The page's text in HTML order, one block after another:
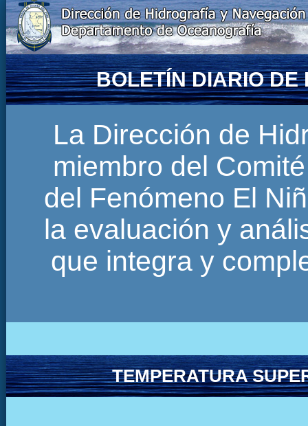
BOLETÍN DIARIO DE
La Dirección de
miembro del
del Fenómeno El
la evaluación y
que integra y
TEMPERATURA